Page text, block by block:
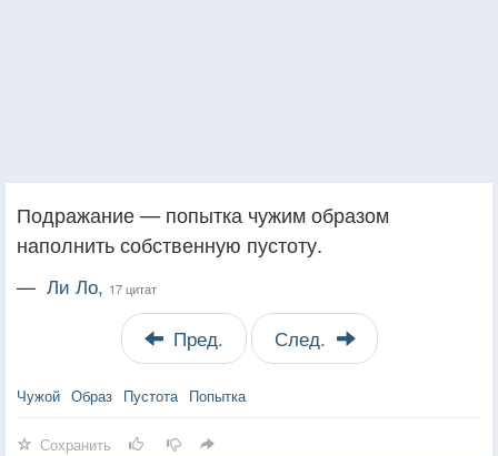
Подражание — попытка чужим образом
наполнить собственную пустоту.
— Ли Ло, 17 цитат
Пред. След.
Чужой Образ Пустота Попытка
Сохранить